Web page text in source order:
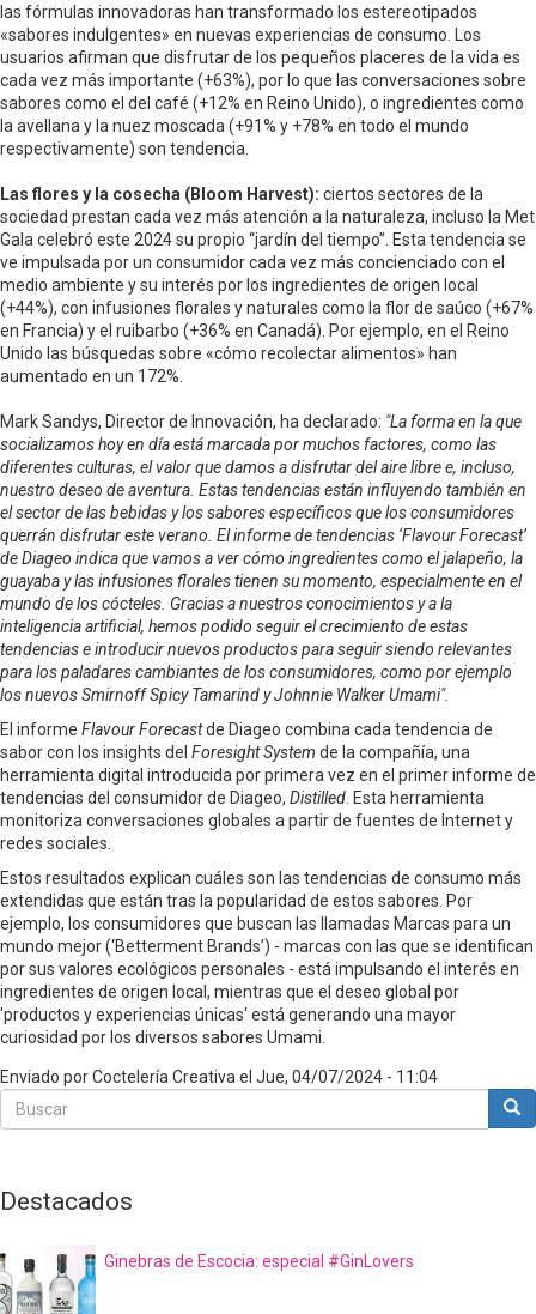
las fórmulas innovadoras han transformado los estereotipados
«sabores indulgentes» en nuevas experiencias de consumo. Los
usuarios afirman que disfrutar de los pequeños placeres de la vida es
cada vez más importante (+63%), por lo que las conversaciones sobre
sabores como el del café (+12% en Reino Unido), o ingredientes como
la avellana y la nuez moscada (+91% y +78% en todo el mundo
respectivamente) son tendencia.
Las flores y la cosecha (Bloom Harvest): ciertos sectores de la
sociedad prestan cada vez más atención a la naturaleza, incluso la Met
Gala celebró este 2024 su propio “jardín del tiempo”. Esta tendencia se
ve impulsada por un consumidor cada vez más concienciado con el
medio ambiente y su interés por los ingredientes de origen local
(+44%), con infusiones florales y naturales como la flor de saúco (+67%
en Francia) y el ruibarbo (+36% en Canadá). Por ejemplo, en el Reino
Unido las búsquedas sobre «cómo recolectar alimentos» han
aumentado en un 172%.
Mark Sandys, Director de Innovación, ha declarado: "La forma en la que
socializamos hoy en día está marcada por muchos factores, como las
diferentes culturas, el valor que damos a disfrutar del aire libre e, incluso,
nuestro deseo de aventura. Estas tendencias están influyendo también en
el sector de las bebidas y los sabores específicos que los consumidores
querrán disfrutar este verano. El informe de tendencias ‘Flavour Forecast’
de Diageo indica que vamos a ver cómo ingredientes como el jalapeño, la
guayaba y las infusiones florales tienen su momento, especialmente en el
mundo de los cócteles. Gracias a nuestros conocimientos y a la
inteligencia artificial, hemos podido seguir el crecimiento de estas
tendencias e introducir nuevos productos para seguir siendo relevantes
para los paladares cambiantes de los consumidores, como por ejemplo
los nuevos Smirnoff Spicy Tamarind y Johnnie Walker Umami".
El informe Flavour Forecastde Diageo combina cada tendencia de
sabor con los insights del Foresight System de la compañía, una
herramienta digital introducida por primera vez en el primer informe de
tendencias del consumidor de Diageo, Distilled . Esta herramienta
monitoriza conversaciones globales a partir de fuentes de Internet y
redes sociales.
Estos resultados explican cuáles son las tendencias de consumo más
extendidas que están tras la popularidad de estos sabores. Por
ejemplo, los consumidores que buscan las llamadas Marcas para un
mundo mejor (‘Betterment Brands’) - marcas con las que se identifican
por sus valores ecológicos personales - está impulsando el interés en
ingredientes de origen local, mientras que el deseo global por
'productos y experiencias únicas' está generando una mayor
curiosidad por los diversos sabores Umami.
Enviado porCoctelería Creativa el Jue, 04/07/2024 - 11:04
Buscar
Buscar
Destacados
Ginebras de Escocia: especial #GinLovers